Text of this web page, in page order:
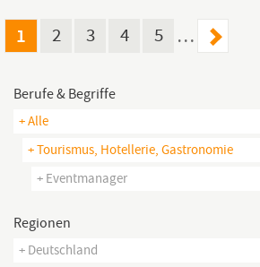
praxisorientierte Lehre: 2 von 3
1 2 3 4 5 …
Berufe & Begriffe
+ Alle
+ Tourismus, Hotellerie, Gastronomie
+ Eventmanager
Regionen
+ Deutschland